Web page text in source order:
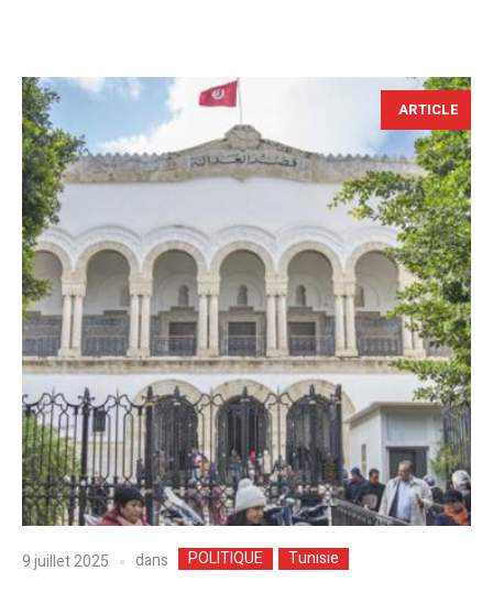
ARTICLE
9 juillet 2025 dans POLITIQUE Tunisie